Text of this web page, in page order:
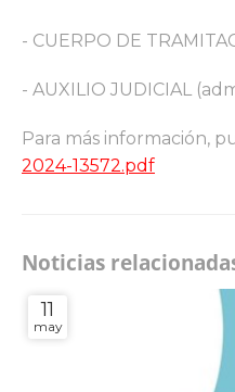
- CUERPO DE
- AUXILIO JUDICIAL
Para más información,
2024-13572.pdf
Noticias
11
may